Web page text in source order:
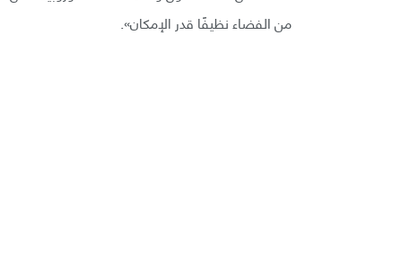
من الفضاء نظيفًا قدر الإمكان».